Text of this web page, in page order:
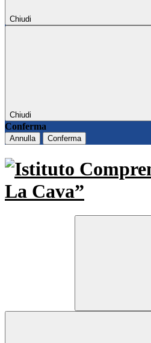
Chiudi
Chiudi
Conferma
Annulla Conferma